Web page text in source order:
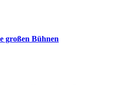
großen Bühnen